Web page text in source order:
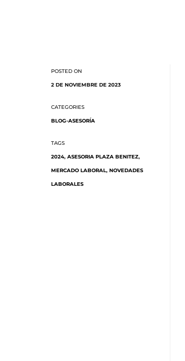
2 DE NOVIEMBRE DE 2023
BLOG-ASESORÍA
2024, ASESORIA PLAZA BENITEZ,
MERCADO LABORAL, NOVEDADES
LABORALES